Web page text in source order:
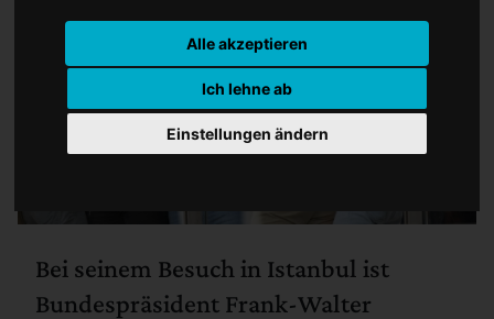
Alle akzeptieren
Ich lehne ab
Einstellungen ändern
Bei seinem Besuch in Istanbul ist
Bundespräsident Frank-Walter